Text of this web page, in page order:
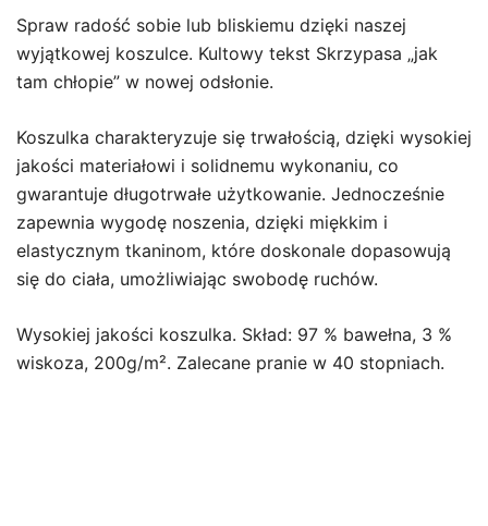
Spraw radość sobie lub bliskiemu dzięki naszej
wyjątkowej koszulce. Kultowy tekst Skrzypasa „jak
tam chłopie” w nowej odsłonie.
Koszulka charakteryzuje się trwałością, dzięki wysokiej
jakości materiałowi i solidnemu wykonaniu, co
gwarantuje długotrwałe użytkowanie. Jednocześnie
zapewnia wygodę noszenia, dzięki miękkim i
elastycznym tkaninom, które doskonale dopasowują
się do ciała, umożliwiając swobodę ruchów.
Wysokiej jakości koszulka. Skład: 97 % bawełna, 3 %
wiskoza, 200g/m². Zalecane pranie w 40 stopniach.